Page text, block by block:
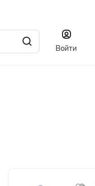
Войти